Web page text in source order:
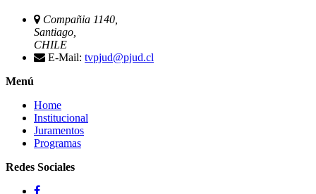
Compañia 1140,
Santiago,
CHILE
E-Mail: tvpjud@pjud.cl
Menú
Home
Institucional
Juramentos
Programas
Redes Sociales